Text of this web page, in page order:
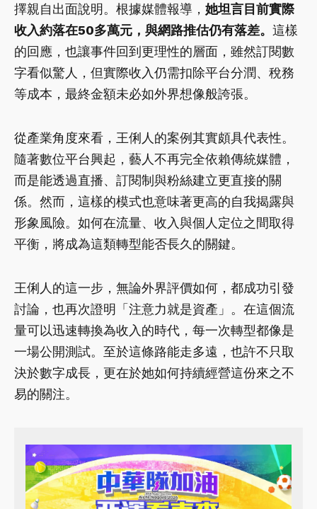
擇親自出面說明。根據媒體報導， 她坦言目前實際
收入約落在50多萬元，與網路推估仍有落差。 這樣
的回應，也讓事件回到更理性的層面，雖然訂閱數
字看似驚人，但實際收入仍需扣除平台分潤、稅務
等成本，最終金額未必如外界想像般誇張。
從產業角度來看，王俐人的案例其實頗具代表性。
隨著數位平台興起，藝人不再完全依賴傳統媒體，
而是能透過直播、訂閱制與粉絲建立更直接的關
係。然而，這樣的模式也意味著更高的自我揭露與
形象風險。如何在流量、收入與個人定位之間取得
平衡，將成為這類轉型能否長久的關鍵。
王俐人的這一步，無論外界評價如何，都成功引發
討論，也再次證明「注意力就是資產」。在這個流
量可以迅速轉換為收入的時代，每一次轉型都像是
一場公開測試。至於這條路能走多遠，也許不只取
決於數字成長，更在於她如何持續經營這份來之不
易的關注。